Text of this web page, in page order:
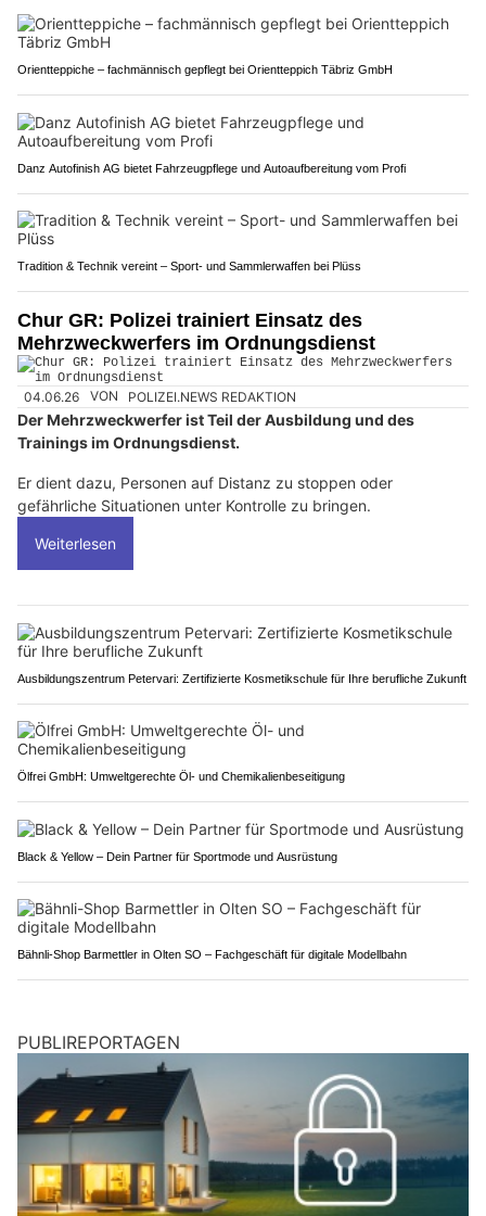
Orientteppiche – fachmännisch gepflegt bei Orientteppich Täbriz GmbH
Danz Autofinish AG bietet Fahrzeugpflege und Autoaufbereitung vom Profi
Tradition & Technik vereint – Sport- und Sammlerwaffen bei Plüss
Chur GR: Polizei trainiert Einsatz des
Mehrzweckwerfers im Ordnungsdienst
04.06.26 VON POLIZEI.NEWS REDAKTION
Der Mehrzweckwerfer ist Teil der Ausbildung und des
Trainings im Ordnungsdienst.
Er dient dazu, Personen auf Distanz zu stoppen oder
gefährliche Situationen unter Kontrolle zu bringen.
Weiterlesen
Ausbildungszentrum Petervari: Zertifizierte Kosmetikschule für Ihre berufliche Zukunft
Ölfrei GmbH: Umweltgerechte Öl- und Chemikalienbeseitigung
Black & Yellow – Dein Partner für Sportmode und Ausrüstung
Bähnli-Shop Barmettler in Olten SO – Fachgeschäft für digitale Modellbahn
PUBLIREPORTAGEN